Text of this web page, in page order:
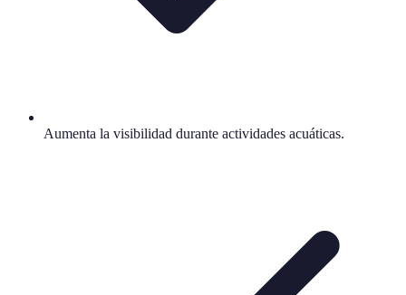
Aumenta la visibilidad durante actividades acuáticas.